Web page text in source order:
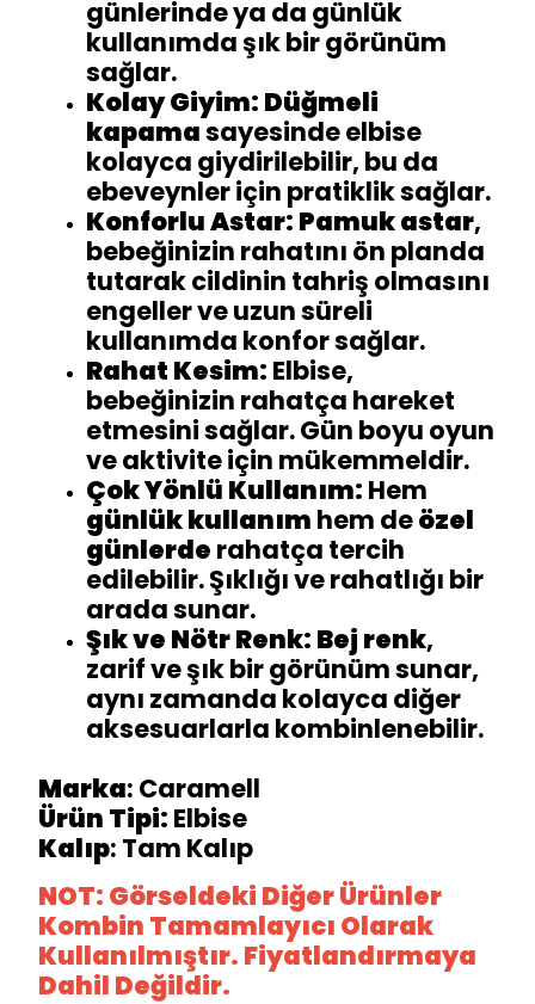
günlerinde ya da günlük
kullanımda şık bir görünüm
sağlar.
Kolay Giyim: Düğmeli
kapamasayesinde elbise
kolayca giydirilebilir, bu da
ebeveynler için pratiklik sağlar.
Konforlu Astar: Pamuk astar,
bebeğinizin rahatını ön planda
tutarak cildinin tahriş olmasını
engeller ve uzun süreli
kullanımda konfor sağlar.
Rahat Kesim: Elbise,
bebeğinizin rahatça hareket
etmesini sağlar. Gün boyu oyun
ve aktivite için mükemmeldir.
Çok Yönlü Kullanım: Hem
günlük kullanım hem deözel
günlerde rahatça tercih
edilebilir. Şıklığı ve rahatlığı bir
arada sunar.
Şık ve Nötr Renk: Bej renk,
zarif ve şık bir görünüm sunar,
aynı zamanda kolayca diğer
aksesuarlarla kombinlenebilir.
Marka: Caramell
Ürün Tipi: Elbise
Kalıp: Tam Kalıp
NOT: Görseldeki Diğer Ürünler
Kombin Tamamlayıcı Olarak
Kullanılmıştır. Fiyatlandırmaya
Dahil Değildir.